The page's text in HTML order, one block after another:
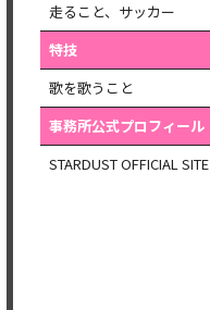
走ること、サッカー
特技
歌を歌うこと
事務所公式プロフィール
STARDUST OFFICIAL SITE